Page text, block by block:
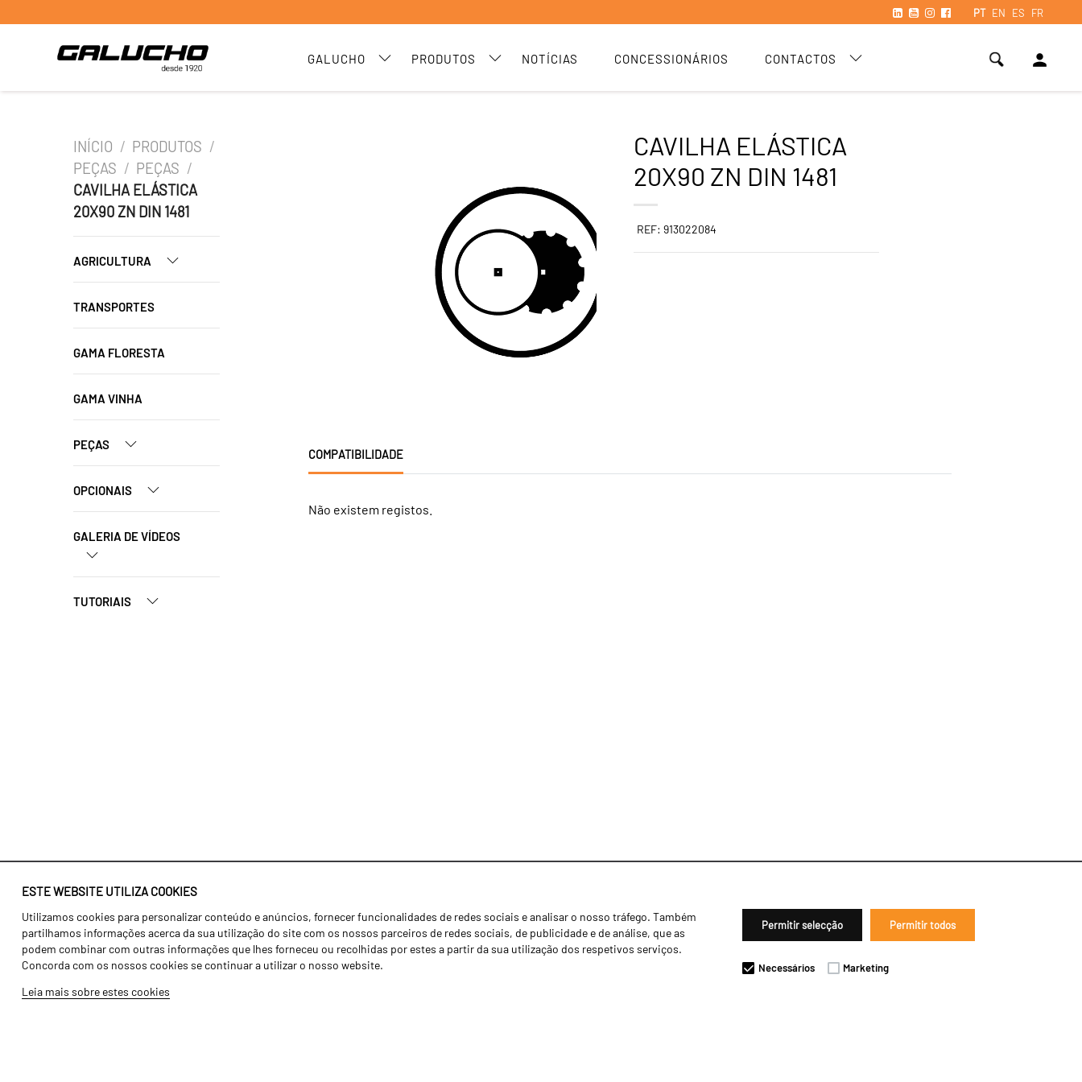
PT EN ES FR
GALUCHO PRODUTOS NOTÍCIAS CONCESSIONÁRIOS CONTACTOS person
ESTE WEBSITE UTILIZA COOKIES
Utilizamos cookies para personalizar conteúdo e anúncios, fornecer funcionalidades de redes sociais e analisar o nosso tráfego. Também
partilhamos informações acerca da sua utilização do site com os nossos parceiros de redes sociais, de publicidade e de análise, que as
podem combinar com outras informações que lhes forneceu ou recolhidas por estes a partir da sua utilização dos respetivos serviços.
Concorda com os nossos cookies se continuar a utilizar o nosso website.
Leia mais sobre estes cookies
Permitir selecção Permitir todos
Necessários Marketing
INÍCIO / PRODUTOS /
PEÇAS / PEÇAS /
CAVILHA ELÁSTICA
20X90 ZN DIN 1481
AGRICULTURA
TRANSPORTES
GAMA FLORESTA
GAMA VINHA
PEÇAS
OPCIONAIS
GALERIA DE VÍDEOS
TUTORIAIS
CAVILHA ELÁSTICA
20X90 ZN DIN 1481
REF: 913022084
COMPATIBILIDADE
Não existem registos.
Identidade
História
Fábrica / Produção
Recursos Humanos
Agricultura
Transportes
Gama Floresta
Notícias
Concessionários